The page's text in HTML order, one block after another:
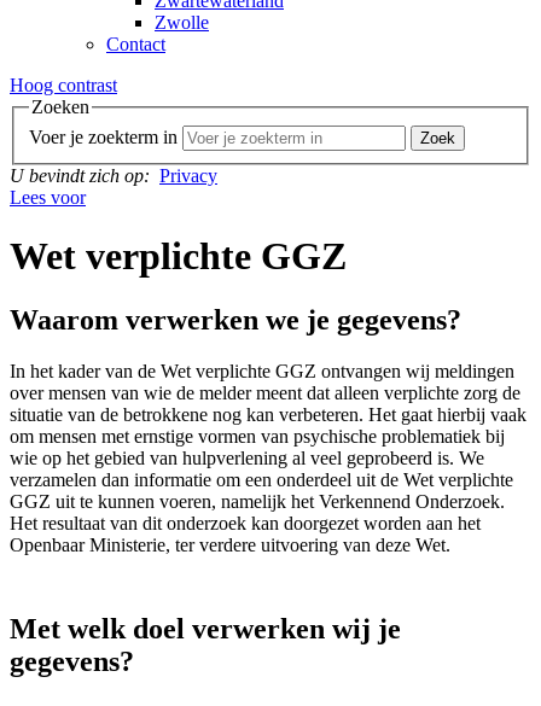
Zwolle
Contact
Hoog contrast
Zoeken
Voer je zoekterm in
U bevindt zich op: Privacy
Lees voor
Wet verplichte GGZ
Waarom verwerken we je gegevens?
In het kader van de Wet verplichte GGZ ontvangen wij meldingen
over mensen van wie de melder meent dat alleen verplichte zorg de
situatie van de betrokkene nog kan verbeteren. Het gaat hierbij vaak
om mensen met ernstige vormen van psychische problematiek bij
wie op het gebied van hulpverlening al veel geprobeerd is. We
verzamelen dan informatie om een onderdeel uit de Wet verplichte
GGZ uit te kunnen voeren, namelijk het Verkennend Onderzoek.
Het resultaat van dit onderzoek kan doorgezet worden aan het
Openbaar Ministerie, ter verdere uitvoering van deze Wet.
Met welk doel verwerken wij je
gegevens?